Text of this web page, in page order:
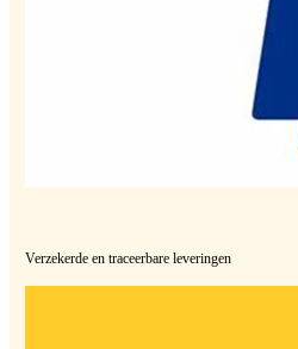
Verzekerde en traceerbare leveringen